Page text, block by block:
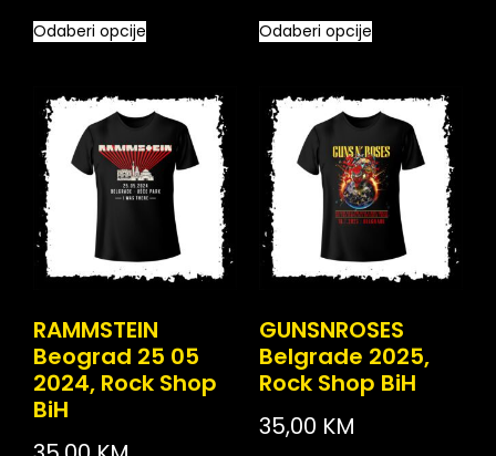
Odaberi opcije Odaberi opcije
RAMMSTEIN
Beograd 25 05
2024, Rock Shop
BiH
GUNSNROSES
Belgrade 2025,
Rock Shop BiH
35,00 KM